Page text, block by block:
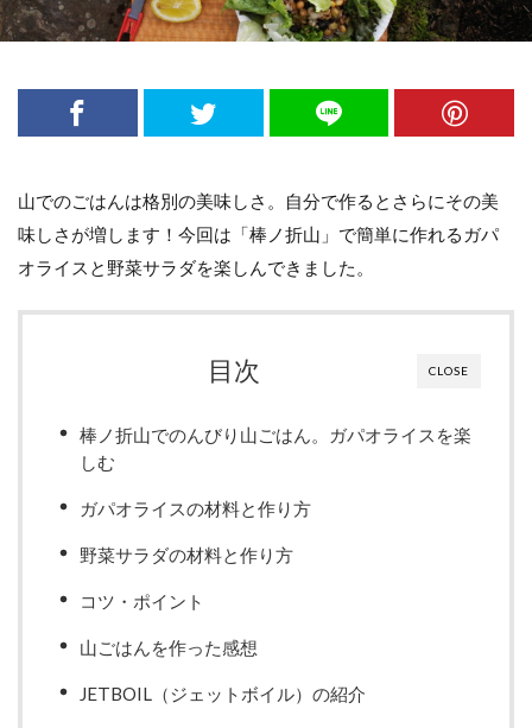
山でのごはんは格別の美味しさ。自分で作るとさらにその美
味しさが増します！今回は「棒ノ折山」で簡単に作れるガパ
オライスと野菜サラダを楽しんできました。
CLOSE
目次
棒ノ折山でのんびり山ごはん。ガパオライスを楽
しむ
ガパオライスの材料と作り方
野菜サラダの材料と作り方
コツ・ポイント
山ごはんを作った感想
JETBOIL（ジェットボイル）の紹介
日本百名山
朝熊山
東京の山歩き
檜洞丸
瑞牆山 登山アプリ
登山ブランド
登山マナー
登山便利グッズ
登山初心者
群馬県の山歩き
花の百名山
行動食